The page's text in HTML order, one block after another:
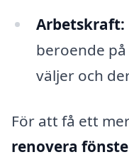
Arbetskraft:
beroende
väljer och
För att få ett
renovera